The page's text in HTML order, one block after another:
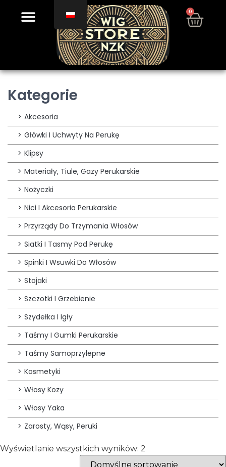
0
Kategorie
Akcesoria
Główki I Uchwyty Na Perukę
Klipsy
Materiały, Tiule, Gazy Perukarskie
Nożyczki
Nici I Akcesoria Perukarskie
Przyrządy Do Trzymania Włosów
Siatki I Tasmy Pod Perukę
Spinki I Wsuwki Do Włosów
Stojaki
Szczotki I Grzebienie
Szydełka I Igły
Taśmy I Gumki Perukarskie
Taśmy Samoprzylepne
Kosmetyki
Włosy Kozy
Włosy Yaka
Zarosty, Wąsy, Peruki
Wyświetlanie wszystkich wyników: 2